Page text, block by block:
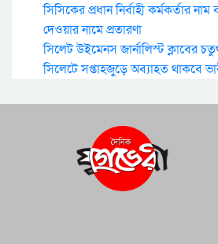
সিসিকের প্রধান নির্বাহী কর্মকর্তার
দেওয়ার নামে প্রতারণা
সিলেট উইমেনস জার্নালিস্ট ক্লাবের
সিলেটে সপ্তাহজুড়ে অব্যাহত থাকবে